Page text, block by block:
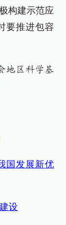
构建示范应
要推进包容
地区科学基
国发展新优
设